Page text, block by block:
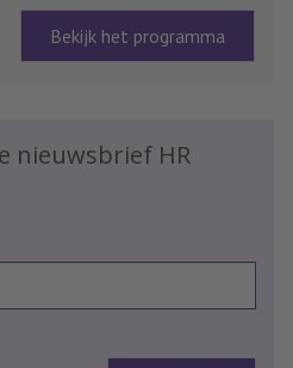
Bekijk het programma
nieuwsbrief HR